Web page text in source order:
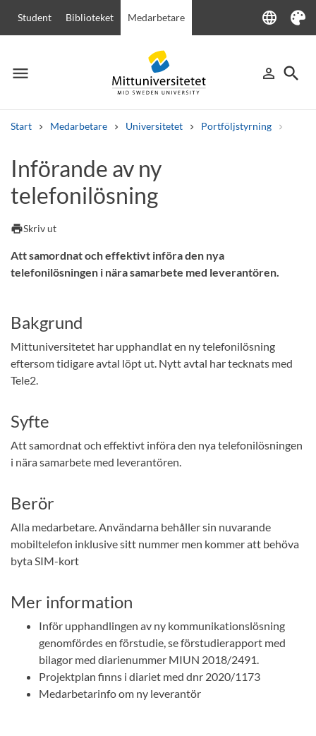
Student Biblioteket Medarbetare language
Language
Tema
menu
Meny person_outline
Logga in
search
Sök
Start Medarbetare Universitetet Portföljstyrning
Andra söktjänster
Kurser och programKursplaner
Införande av ny
telefonilösning
printSkriv ut
Att samordnat och effektivt införa den nya
telefonilösningen i nära samarbete med leverantören.
Bakgrund
Mittuniversitetet har upphandlat en ny telefonilösning
eftersom tidigare avtal löpt ut. Nytt avtal har tecknats med
Tele2.
Syfte
Att samordnat och effektivt införa den nya telefonilösningen
i nära samarbete med leverantören.
Berör
Alla medarbetare. Användarna behåller sin nuvarande
mobiltelefon inklusive sitt nummer men kommer att behöva
byta SIM-kort
Mer information
Inför upphandlingen av ny kommunikationslösning
genomfördes en förstudie, se förstudierapport med
bilagor med diarienummer MIUN 2018/2491.
Projektplan finns i diariet med dnr 2020/1173
Medarbetarinfo om ny leverantör